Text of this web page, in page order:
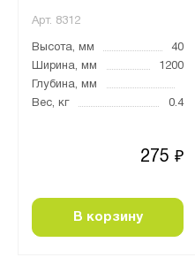
Арт. 8312
Высота, мм
40
Ширина, мм
1200
Глубина, мм
Вес, кг
0.4
275 ₽
В корзину